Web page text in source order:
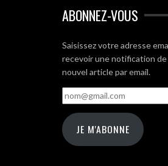
ABONNEZ-VOUS
Saisissez votre adresse
recevoir une notification de
nouvel article par email.
nom@gmail.com
JE M'ABONNE